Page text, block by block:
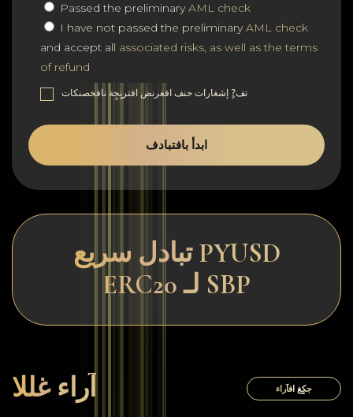
Passed the preliminaryAML check
I have not passed the preliminaryAML check
and accept all associated risks, as well as the terms
of refund
تف?ٍ إشغارات حنف افغرنض افترنٍجٍة نافخصنكات
ابدأ بافتبادف
تبادل سريع PYUSD
ERC20 لـ SBP
آراء غللا جكٍغ افآراء